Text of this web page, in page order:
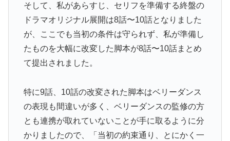
そして、私があらすじ、セリフを準備する終盤の
ドラマオリジナル展開は8話〜10話となりました
が、ここでも当初の条件は守られず、私が準備し
たものを大幅に改変した脚本が8話〜10話まとめ
て提出されました。
特に9話、10話の改変された脚本はベリーダンス
の表現も間違いが多く、ベリーダンスの監修の方
とも連携が取れていないことが手に取るように分
かりましたので、「当初の約束通り、とにかく一